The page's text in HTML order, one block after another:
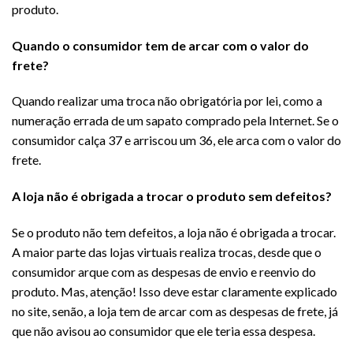
produto.
Quando o consumidor tem de arcar com o valor do
frete?
Quando realizar uma troca não obrigatória por lei, como a
numeração errada de um sapato comprado pela Internet. Se o
consumidor calça 37 e arriscou um 36, ele arca com o valor do
frete.
A loja não é obrigada a trocar o produto sem defeitos?
Se o produto não tem defeitos, a loja não é obrigada a trocar.
A maior parte das lojas virtuais realiza trocas, desde que o
consumidor arque com as despesas de envio e reenvio do
produto. Mas, atenção! Isso deve estar claramente explicado
no site, senão, a loja tem de arcar com as despesas de frete, já
que não avisou ao consumidor que ele teria essa despesa.